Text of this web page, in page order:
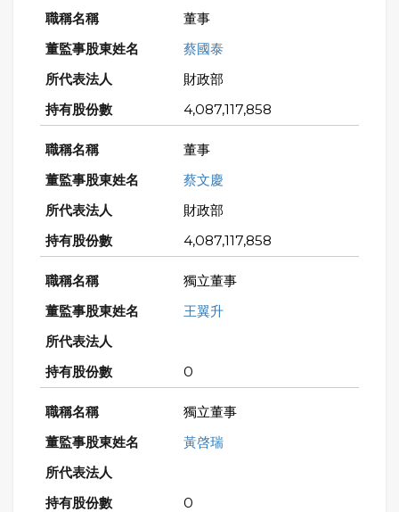
董事
蔡國泰
財政部
4,087,117,858
董事
蔡文慶
財政部
4,087,117,858
獨立董事
王翼升
0
獨立董事
黃啓瑞
0